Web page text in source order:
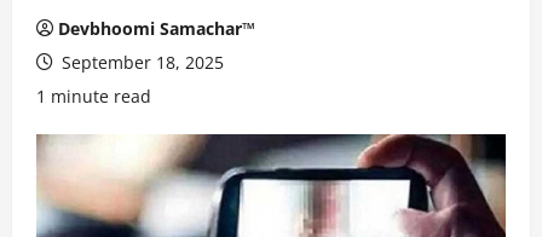
Devbhoomi Samachar™
September 18, 2025
1 minute read